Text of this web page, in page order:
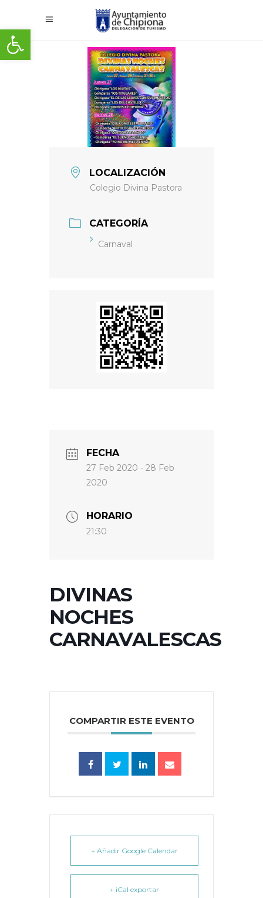
Abrir barra de herramientas
LOCALIZACIÓN
Colegio Divina Pastora
CATEGORÍA
Carnaval
FECHA
27 Feb 2020 - 28 Feb
2020
HORARIO
21:30
DIVINAS
NOCHES
CARNAVALESCAS
COMPARTIR ESTE EVENTO
+ Añadir Google Calendar
+ iCal exportar